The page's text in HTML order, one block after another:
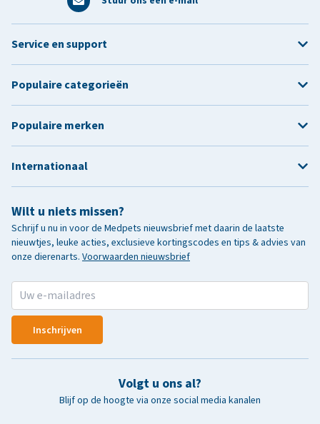
Wilt u niets missen?
Schrijf u nu in voor de Medpets nieuwsbrief met daarin de laatste
nieuwtjes, leuke acties, exclusieve kortingscodes en tips & advies van
onze dierenarts. Voorwaarden nieuwsbrief
Inschrijven
Volgt u ons al?
Blijf op de hoogte via onze social media kanalen
Service en support
Populaire categorieën
Populaire merken
Internationaal